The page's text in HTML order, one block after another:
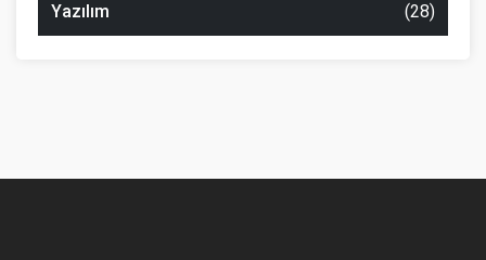
Yazılım (28)